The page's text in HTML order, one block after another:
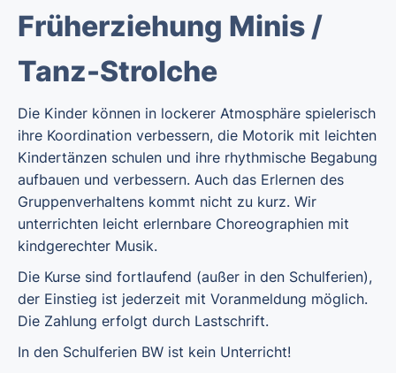
Früherziehung Minis /
Tanz-Strolche
Die Kinder können in lockerer Atmosphäre spielerisch
ihre Koordination verbessern, die Motorik mit leichten
Kindertänzen schulen und ihre rhythmische Begabung
aufbauen und verbessern. Auch das Erlernen des
Gruppenverhaltens kommt nicht zu kurz. Wir
unterrichten leicht erlernbare Choreographien mit
kindgerechter Musik.
Die Kurse sind fortlaufend (außer in den Schulferien),
der Einstieg ist jederzeit mit Voranmeldung möglich.
Die Zahlung erfolgt durch Lastschrift.
In den Schulferien BW ist kein Unterricht!